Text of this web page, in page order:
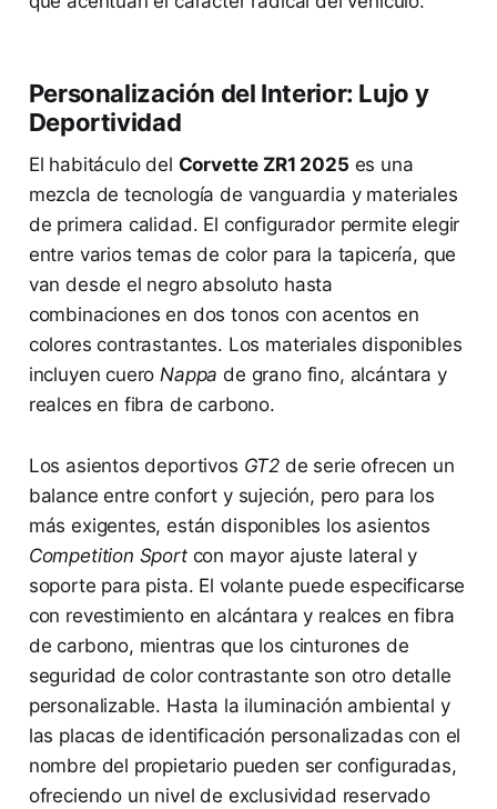
Personalización del Interior: Lujo y
Deportividad
El habitáculo del Corvette ZR1 2025 es una
mezcla de tecnología de vanguardia y materiales
de primera calidad. El configurador permite elegir
entre varios temas de color para la tapicería, que
van desde el negro absoluto hasta
combinaciones en dos tonos con acentos en
colores contrastantes. Los materiales disponibles
incluyen cueroNappa de grano fino, alcántara y
realces en fibra de carbono.
Los asientos deportivos GT2 de serie ofrecen un
balance entre confort y sujeción, pero para los
más exigentes, están disponibles los asientos
Competition Sportcon mayor ajuste lateral y
soporte para pista. El volante puede especificarse
con revestimiento en alcántara y realces en fibra
de carbono, mientras que los cinturones de
seguridad de color contrastante son otro detalle
personalizable. Hasta la iluminación ambiental y
las placas de identificación personalizadas con el
nombre del propietario pueden ser configuradas,
ofreciendo un nivel de exclusividad reservado